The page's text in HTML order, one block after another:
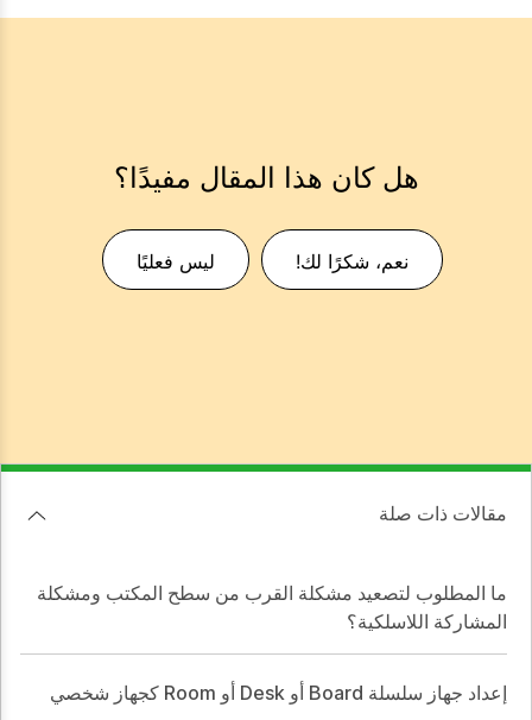
هل كان هذا المقال مفيدًا؟
نعم، شكرًا لك! ليس فعليًا
مقالات ذات صلة
ما المطلوب لتصعيد مشكلة القرب من سطح المكتب ومشكلة
المشاركة اللاسلكية؟
إعداد جهاز سلسلة Board أو Desk أو Room كجهاز شخصي